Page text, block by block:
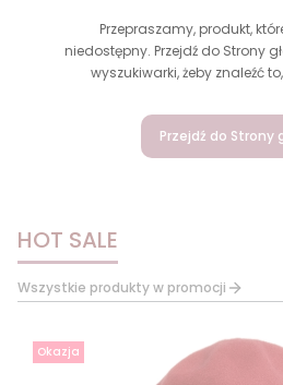
Przepraszamy, produkt,
niedostępny. Przejdź do Strony
wyszukiwarki, żeby znaleźć
Przejdź do Strony
HOT SALE
Wszystkie produkty w promocji
Okazja